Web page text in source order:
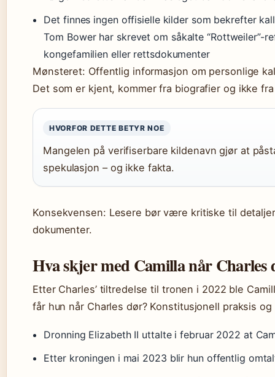
Det finnes ingen offisielle kilder som bekrefter
Tom Bower har skrevet om såkalte “Rottweiler”-
kongefamilien eller rettsdokumenter
Mønsteret: Offentlig informasjon om personlige
Det som er kjent, kommer fra biografier og ikke
HVORFOR DETTE BETYR NOE
Mangelen på verifiserbare kildenavn gjør at
spekulasjon – og ikke fakta.
Konsekvensen: Lesere bør være kritiske til
dokumenter.
Hva skjer med Camilla når Charles
Etter Charles’ tiltredelse til tronen i 2022 ble
får hun når Charles dør? Konstitusjonell praksis
Dronning Elizabeth II uttalte i februar 2022 at
Etter kroningen i mai 2023 blir hun offentlig